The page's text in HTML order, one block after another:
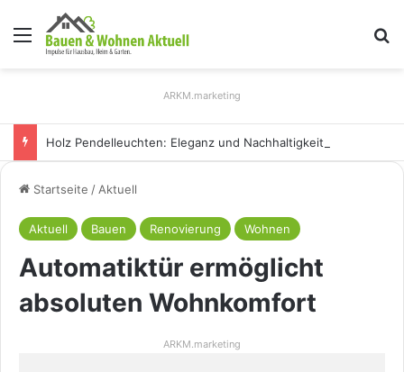
Menü
ARKM.marketing
Startseite / Aktuell
Aktuell Bauen Renovierung Wohnen
Automatiktür ermöglicht
absoluten Wohnkomfort
ARKM.marketing